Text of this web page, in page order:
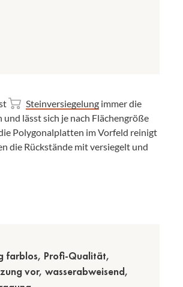
Steinversiegelung immer die
lässt sich je nach Flächengröße
Polygonalplatten im Vorfeld reinigt
die Rückstände mit versiegelt und
farblos, Profi-Qualität,
vor, wasserabweisend,